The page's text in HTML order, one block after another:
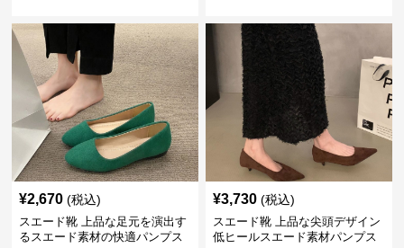
¥2,670 (税込)
スエード靴 上品な足元を演出す
るスエード素材の快適パンプス
¥3,730 (税込)
スエード靴 上品な尖頭デザイン
低ヒールスエード素材パンプス